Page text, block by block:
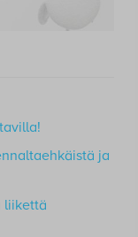
ja
liikettä